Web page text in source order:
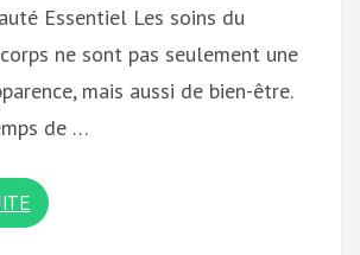
Essentiel Les soins du
ne sont pas seulement une
mais aussi de bien-être.
de …